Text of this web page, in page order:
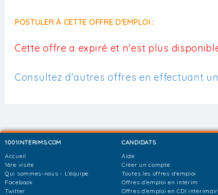
POSTULER À CETTE OFFRE D'EMPLOI :
Cette offre a expiré et n'est plus
Consultez d'autres offres en effectuant
1001INTERIMS.COM
Accueil
1ère visite
Qui sommes-nous - L'équipe
Facebook
Twitter
CANDIDATS
Aide
Créer un compte
Toutes les offres d'emploi
Offres d'emploi en intérim
Offres d'emploi en CDI